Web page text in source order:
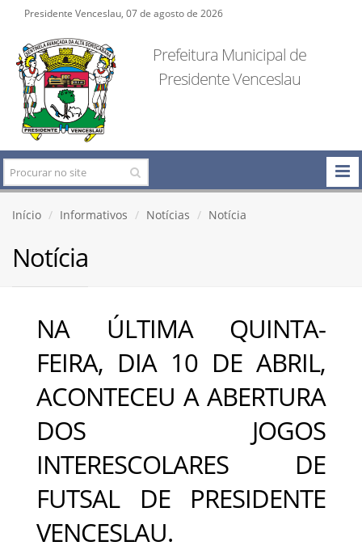
Presidente Venceslau, 07 de agosto de 2026
Prefeitura Municipal de
Presidente Venceslau
Início Informativos Notícias Notícia
Notícia
NA ÚLTIMA QUINTA-
FEIRA, DIA 10 DE ABRIL,
ACONTECEU A ABERTURA
DOS JOGOS
INTERESCOLARES DE
FUTSAL DE PRESIDENTE
VENCESLAU.